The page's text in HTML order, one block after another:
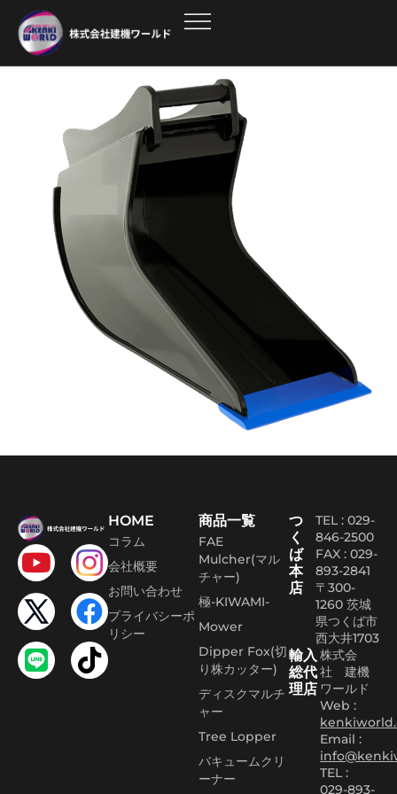
HOME
コラム
会社概要
お問い合わせ
プライバシーポ
リシー
商品一覧
FAE
Mulcher(マル
チャー)
極-KIWAMI-
Mower
Dipper Fox(切
り株カッター)
ディスクマルチ
ャー
Tree Lopper
バキュームクリ
ーナー
つ
く
ば
本
店
TEL : 029-
846-2500
FAX : 029-
893-2841
〒300-
1260 茨城
県つくば市
西大井1703
輸入
総代
理店
株式会
社 建機
ワールド
Web :
Email :
TEL :
029-893-